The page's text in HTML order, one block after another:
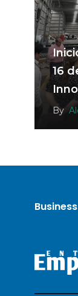
16
By
Business